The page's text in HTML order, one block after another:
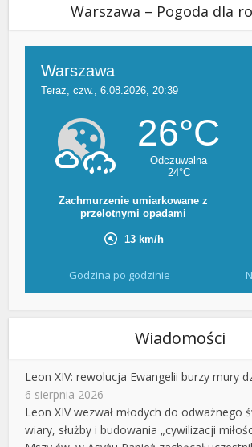
Warszawa – Pogoda dla
Godzina po godzinie
Wiadomości
Leon XIV: rewolucja Ewangelii burzy mury
6 sierpnia 2026
Leon XIV wezwał młodych do odważnego
wiary, służby i budowania „cywilizacji